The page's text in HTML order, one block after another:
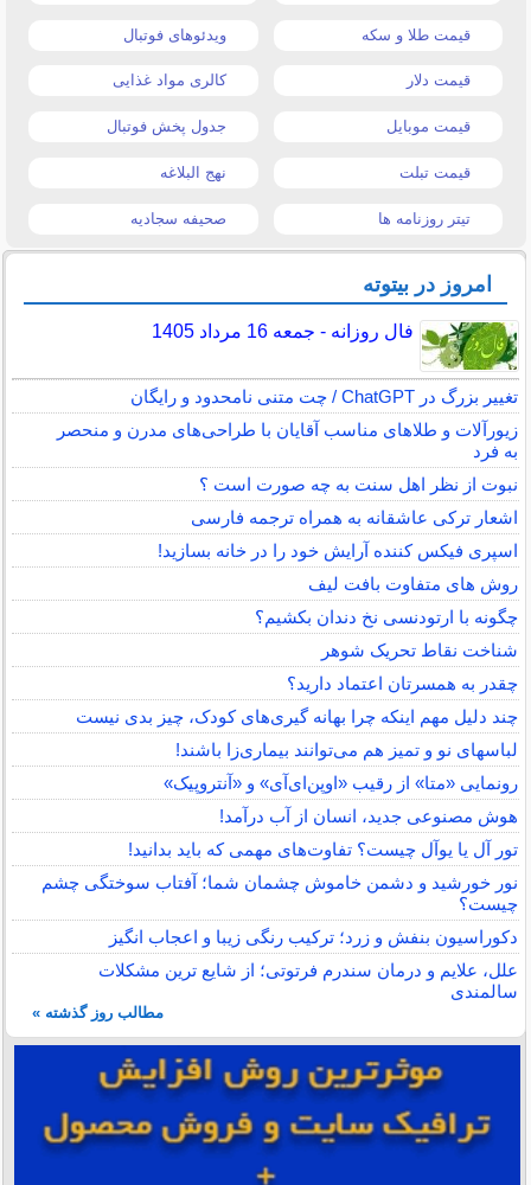
قیمت طلا و سکه ویدئوهای فوتبال
قیمت دلار کالری مواد غذایی
قیمت موبایل جدول پخش فوتبال
قیمت تبلت نهج البلاغه
تیتر روزنامه ها صحیفه سجادیه
امروز در بیتوته
فال روزانه - جمعه 16 مرداد 1405
تغییر بزرگ در ChatGPT / چت متنی نامحدود و رایگان
زیورآلات و طلاهای مناسب آقایان با طراحی‌های مدرن و منحصر
به فرد
نبوت از نظر اهل سنت به چه صورت است ؟
اشعار ترکی عاشقانه به همراه ترجمه فارسی
اسپری فیکس کننده آرایش خود را در خانه بسازید!
روش های متفاوت بافت لیف
چگونه با ارتودنسی نخ دندان بکشیم؟
شناخت نقاط تحریک شوهر
چقدر به همسرتان اعتماد دارید؟
چند دلیل مهم اینکه چرا بهانه گیری‌های کودک، چیز بدی نیست
لباس‎های نو و تمیز هم می‌توانند بیماری‌زا باشند!
رونمایی «متا» از رقیب «اوپن‌ای‌آی» و «آنتروپیک»
هوش مصنوعی جدید، انسان از آب درآمد!
تور آل یا یوآل چیست؟ تفاوت‌های مهمی که باید بدانید!
نور خورشید و دشمن خاموش چشمان شما؛ آفتاب سوختگی چشم
چیست؟
دکوراسیون بنفش و زرد؛ ترکیب رنگی زیبا و اعجاب انگیز
علل، علایم و درمان سندرم فرتوتی؛ از شایع ترین مشکلات
سالمندی
مطالب روز گذشته »